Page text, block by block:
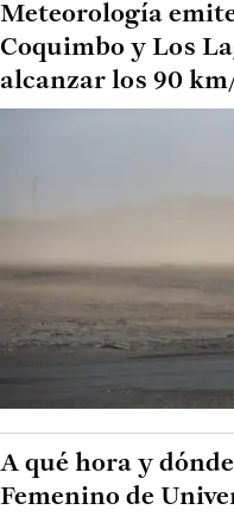
Meteorología
Coquimbo y Los
alcanzar los 90
A qué hora y
Femenino de